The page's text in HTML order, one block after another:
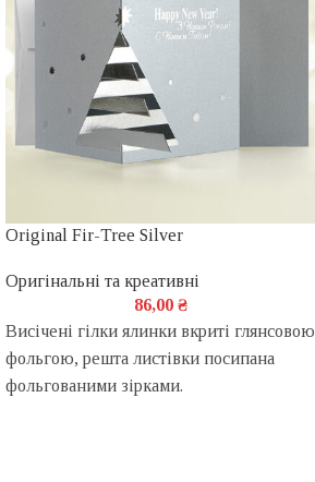
Original Fir-Tree Silver
Оригінальні та креативні
86,00 ₴
Висічені гілки ялинки вкриті глянсовою
фольгою, решта листівки посипана
фольгованими зірками.